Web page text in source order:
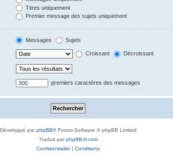
Titres uniquement
Premier message des sujets uniquement
Messages Sujets
Croissant Décroissant
premiers caractères des messages
Développé parphpBB® Forum Software © phpBB Limited
Traduit parphpBB-fr.com
Confidentialité
Conditions